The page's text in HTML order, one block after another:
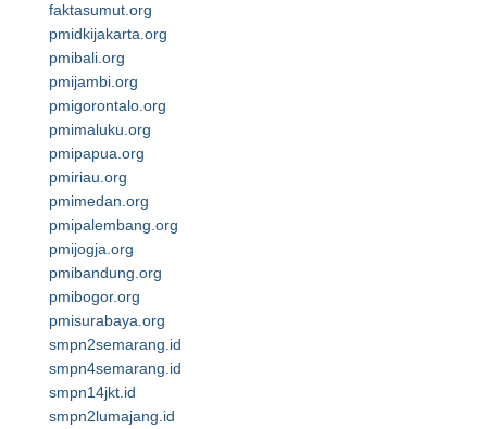
faktasumut.org
pmidkijakarta.org
pmibali.org
pmijambi.org
pmigorontalo.org
pmimaluku.org
pmipapua.org
pmiriau.org
pmimedan.org
pmipalembang.org
pmijogja.org
pmibandung.org
pmibogor.org
pmisurabaya.org
smpn2semarang.id
smpn4semarang.id
smpn14jkt.id
smpn2lumajang.id